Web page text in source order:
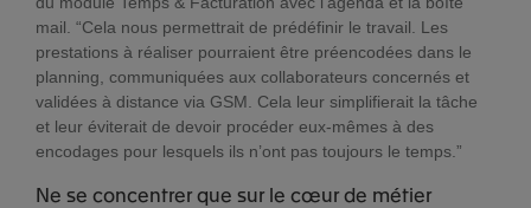
mail. “Cela nous permettrait de prédéfinir le travail. Les
prestations à réaliser pourraient être préencodées dans le
planning, communiquées aux collaborateurs concernés et
validées à distance via GSM. Cela leur simplifierait la tâche
et leur éviterait de devoir procéder eux-mêmes à des
encodages pour lesquels ils n’ont pas toujours le temps.”
Ne se concentrer que sur le cœur de métier